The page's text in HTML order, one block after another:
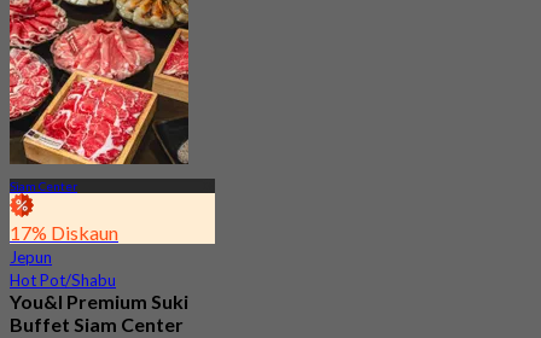
Siam Center
17% Diskaun
Jepun
Hot Pot/Shabu
You&I Premium Suki
Buffet Siam Center